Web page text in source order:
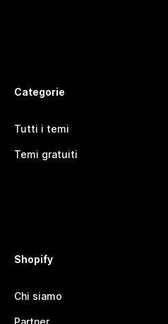
Categorie
Tutti i temi
Temi gratuiti
Shopify
Chi siamo